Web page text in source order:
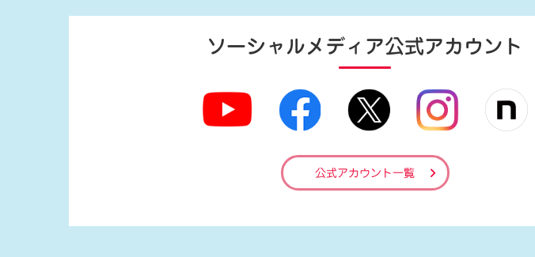
ソーシャルメディア公式アカウント
公式アカウント一覧